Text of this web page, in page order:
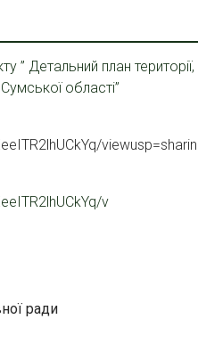
” Детальний план
області”
v
ради